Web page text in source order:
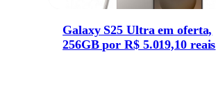
Galaxy S25 Ultra em oferta,
256GB por R$ 5.019,10 reais